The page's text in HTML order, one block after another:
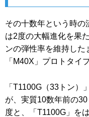
その十数年という時の
は2度の大幅進化を果
ンの弾性率を維持した
「M40X」プロトタイ
「T1100G（33トン）
が、実質10数年前の
度と、「T1100G」を